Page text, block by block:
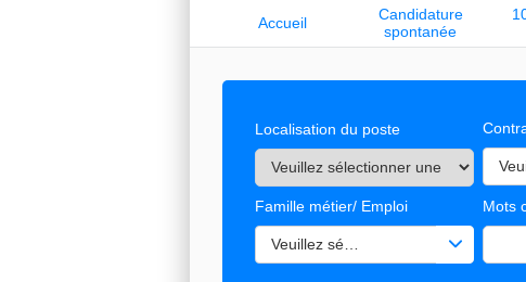
Accueil
Candidature
spontanée
Localisation du poste
Famille métier/ Emploi
Veuillez sélectionner une ou des
Mots